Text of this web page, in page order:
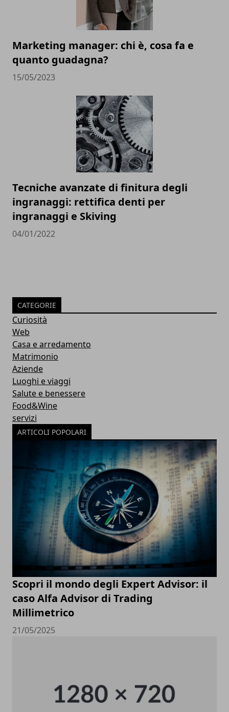
Marketing manager: chi è, cosa fa e
quanto guadagna?
15/05/2023
Tecniche avanzate di finitura degli
ingranaggi: rettifica denti per
ingranaggi e Skiving
04/01/2022
CATEGORIE
Curiosità
Web
Casa e arredamento
Matrimonio
Aziende
Luoghi e viaggi
Salute e benessere
Food&Wine
servizi
ARTICOLI POPOLARI
Scopri il mondo degli Expert Advisor: il
caso Alfa Advisor di Trading
Millimetrico
21/05/2025